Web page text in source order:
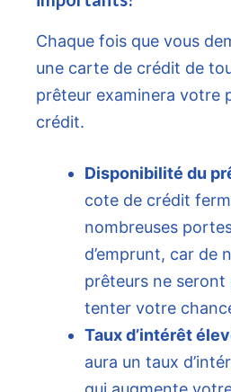
Chaque fois que vous
une carte de crédit de
prêteur examinera votre
crédit.
Disponibilité du
cote de crédit
nombreuses
d’emprunt, car de
prêteurs ne seront
tenter votre
Taux d’intérêt
aura un taux